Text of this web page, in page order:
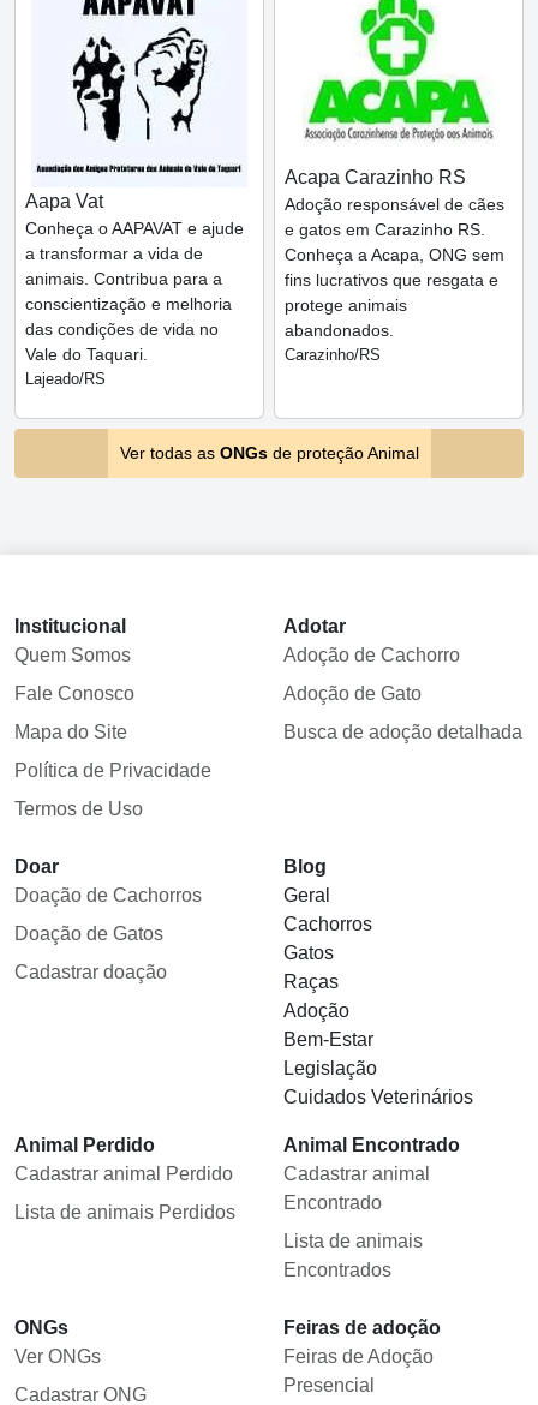
Aapa Vat
Conheça o AAPAVAT e ajude
a transformar a vida de
animais. Contribua para a
conscientização e melhoria
das condições de vida no
Vale do Taquari.
Lajeado/RS
Acapa Carazinho RS
Adoção responsável de cães
e gatos em Carazinho RS.
Conheça a Acapa, ONG sem
fins lucrativos que resgata e
protege animais
abandonados.
Carazinho/RS
Ver todas as ONGsde proteção Animal
Institucional
Quem Somos
Fale Conosco
Mapa do Site
Política de Privacidade
Termos de Uso
Adotar
Adoção de Cachorro
Adoção de Gato
Busca de adoção detalhada
Doar
Doação de Cachorros
Doação de Gatos
Cadastrar doação
Blog
Geral
Cachorros
Gatos
Raças
Adoção
Bem-Estar
Legislação
Cuidados Veterinários
Animal Perdido
Cadastrar animal Perdido
Lista de animais Perdidos
Animal Encontrado
Cadastrar animal
Encontrado
Lista de animais
Encontrados
ONGs
Ver ONGs
Cadastrar ONG
Feiras de adoção
Feiras de Adoção
Presencial